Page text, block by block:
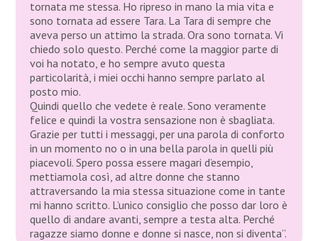
tornata me stessa. Ho ripreso in mano la mia vita e
sono tornata ad essere Tara. La Tara di sempre che
aveva perso un attimo la strada. Ora sono tornata. Vi
chiedo solo questo. Perché come la maggior parte di
voi ha notato, e ho sempre avuto questa
particolarità, i miei occhi hanno sempre parlato al
posto mio.
Quindi quello che vedete è reale. Sono veramente
felice e quindi la vostra sensazione non è sbagliata.
Grazie per tutti i messaggi, per una parola di conforto
in un momento no o in una bella parola in quelli più
piacevoli. Spero possa essere magari d’esempio,
mettiamola così, ad altre donne che stanno
attraversando la mia stessa situazione come in tante
mi hanno scritto. L’unico consiglio che posso dar loro è
quello di andare avanti, sempre a testa alta. Perché
ragazze siamo donne e donne si nasce, non si diventa”.